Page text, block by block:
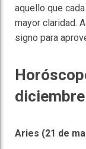
aquello que
mayor claridad.
signo para
diciembre
Aries (21 de